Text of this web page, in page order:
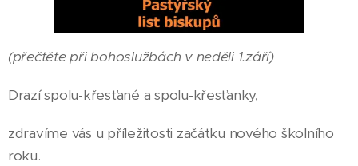
(přečtěte při bohoslužbách v neděli 1.září)
Drazí spolu-křesťané a spolu-křesťanky,
zdravíme vás u příležitosti začátku nového školního
roku.